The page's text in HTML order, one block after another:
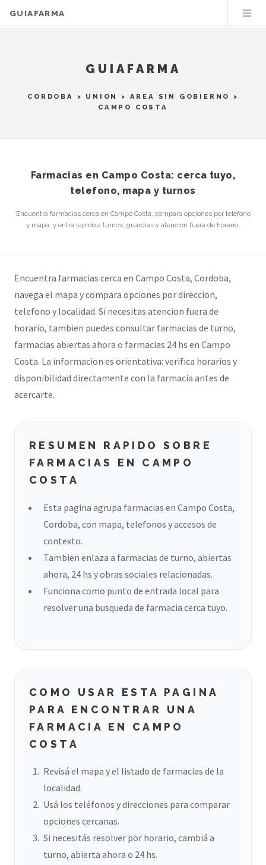
GUIAFARMA
GUIAFARMA
CORDOBA > UNION > AREA SIN GOBIERNO
>
CAMPO COSTA
Farmacias en Campo Costa: cerca tuyo,
telefono, mapa y turnos
Encuentra farmacias cerca en Campo Costa, compara opciones por telefono
y mapa, y entra rapido a turnos, guardias y atencion fuera de horario.
Encuentra farmacias cerca en Campo Costa, Cordoba,
navega el mapa y compara opciones por direccion,
telefono y localidad. Si necesitas atencion fuera de
horario, tambien puedes consultar farmacias de turno,
farmacias abiertas ahora o farmacias 24 hs en Campo
Costa. La informacion es orientativa: verifica horarios y
disponibilidad directamente con la farmacia antes de
acercarte.
RESUMEN RAPIDO SOBRE
FARMACIAS EN CAMPO
COSTA
Esta pagina agrupa farmacias en Campo Costa,
Cordoba, con mapa, telefonos y accesos de
contexto.
Tambien enlaza a farmacias de turno, abiertas
ahora, 24 hs y obras sociales relacionadas.
Funciona como punto de entrada local para
resolver una busqueda de farmacia cerca tuyo.
COMO USAR ESTA PAGINA
PARA ENCONTRAR UNA
FARMACIA EN CAMPO
COSTA
Revisá el mapa y el listado de farmacias de la
localidad.
Usá los teléfonos y direcciones para comparar
opciones cercanas.
Si necesitás resolver por horario, cambiá a
turno, abierta ahora o 24 hs.